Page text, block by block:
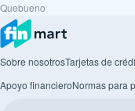
Quebueno
Sobre nosotrosTarjetas de
Apoyo financieroNormas para